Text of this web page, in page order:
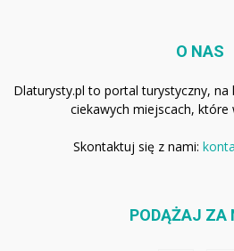
O NAS
Dlaturysty.pl to portal turystyczny,
ciekawych miejscach, które
Skontaktuj się z nami:
PODĄŻAJ ZA